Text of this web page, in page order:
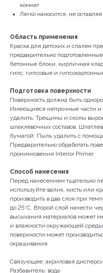
комнат
Легко наносится, не
Область применения
Краска для детских и спален
предварительно
бетонные блоки, кирпичная
гипс, гипсовые и
Подготовка поверхности
Поверхность должна быть
Имеющиеся непрочные части и
удалить. Трещины и сколы
шпаклевочных составов.
бумагой. Пыль удалить с
Предварительно обработать
проникновения Interior Primer
Способ нанесения
Перед нанесением тщательно
используйте валик, кисть или
производить в два слоя при
до 25°С. Второй слой нанести
высыхания материалов может
и влажности окружающей
поверхности может
окрашивания.
Связующее: акриловая
Разбавитель: вода
г. Якутск, ул. Лермонтова, 66, 1
+79142231965
КОНТАКТЫ